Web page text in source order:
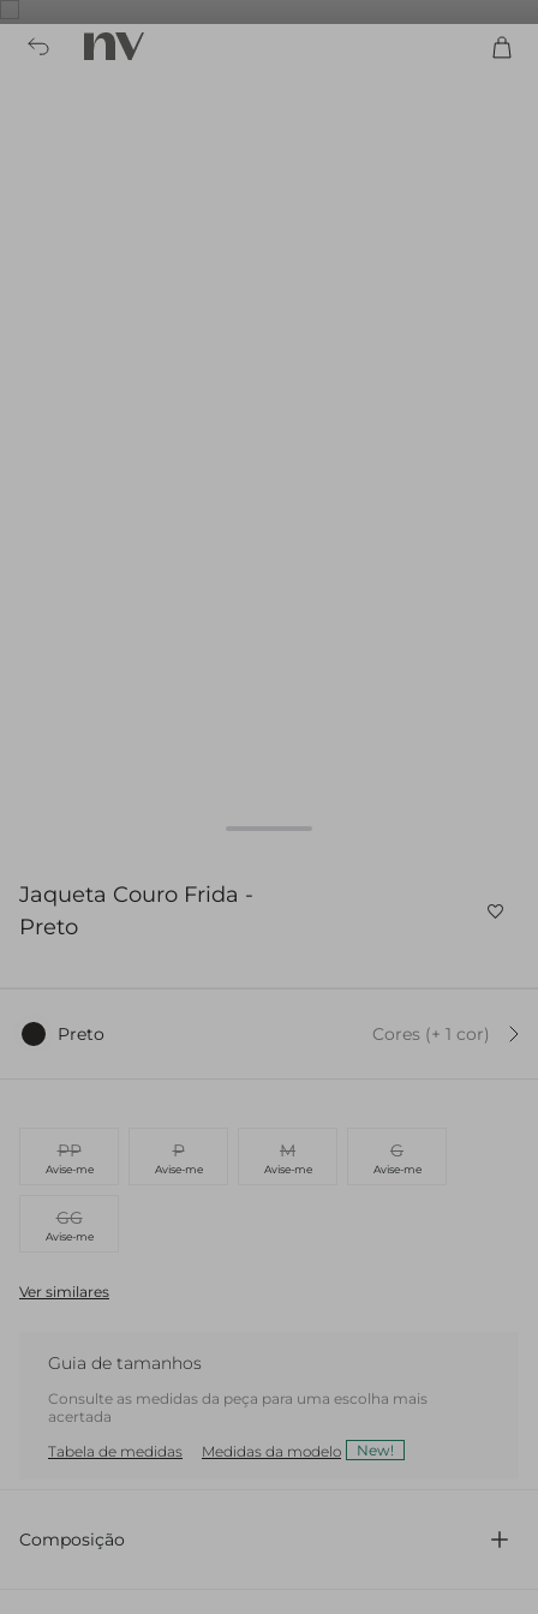
Jaqueta Couro Frida -
Preto
Preto Cores (+ 1 cor)
PP
Avise-me
P
Avise-me
M
Avise-me
G
Avise-me
GG
Avise-me
Ver similares
Guia de tamanhos
Consulte as medidas da peça para uma escolha mais
acertada
Tabela de medidas
Medidas da modelo New!
Composição